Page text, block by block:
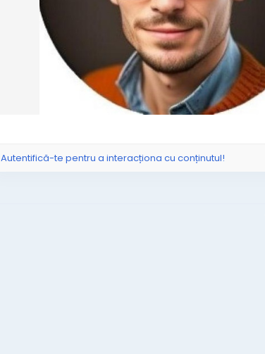
Autentifică-te pentru a interacționa cu conținutul!